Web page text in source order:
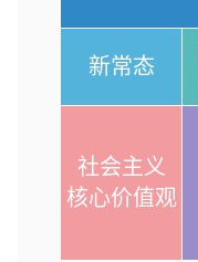
新常态
社会主义
核心价值观